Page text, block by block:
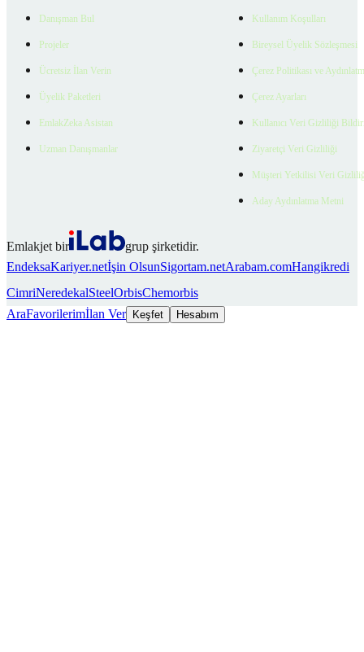
Danışman Bul
Projeler
Ücretsiz İlan Verin
Üyelik Paketleri
EmlakZeka Asistan
Uzman Danışmanlar
Kullanım Koşulları
Bireysel Üyelik Sözleşmesi
Çerez Politikası ve
Çerez Ayarları
Kullanıcı Veri Gizliliği
Ziyaretçi Veri Gizliliği
Müşteri Yetkilisi Veri
Aday Aydınlatma Metni
Emlakjet bir
grup şirketidir.
EndeksaKariyer.netİşin OlsunSigortam.netArabam.comHangikredi
CimriNeredekalSteelOrbisChemorbis
AraFavorilerimİlan Ver Keşfet Hesabım